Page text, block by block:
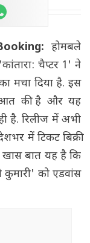
होमबले
चैप्टर 1' ने
मचा दिया है. इस
की है और यह
है. रिलीज में अभी
में टिकट बिक्री
खास बात यह है कि
को एडवांस